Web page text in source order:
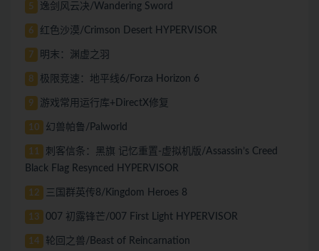
5 逸剑风云决/Wandering Sword
6 红色沙漠/Crimson Desert HYPERVISOR
7 明末：渊虚之羽
8 极限竞速：地平线6/Forza Horizon 6
9 游戏常用运行库+DirectX修复
10 幻兽帕鲁/Palworld
11
刺客信条：黑旗 记忆重置-虚拟机版/Assassin’s Creed
Black Flag Resynced HYPERVISOR
12 三国群英传8/Kingdom Heroes 8
13 007 初露锋芒/007 First Light HYPERVISOR
14 轮回之兽/Beast of Reincarnation